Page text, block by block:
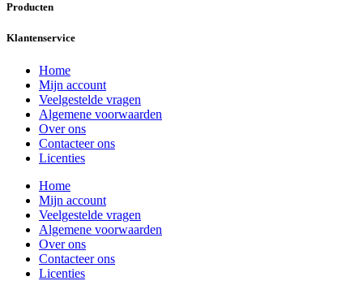
Producten
Klantenservice
Home
Mijn account
Veelgestelde vragen
Algemene voorwaarden
Over ons
Contacteer ons
Licenties
Home
Mijn account
Veelgestelde vragen
Algemene voorwaarden
Over ons
Contacteer ons
Licenties